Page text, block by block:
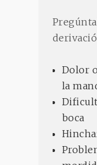
Dolor
la
boca